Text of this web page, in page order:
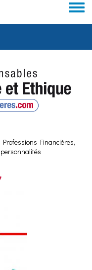
Toggle
Professions Financières,